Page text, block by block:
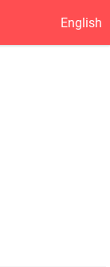
English